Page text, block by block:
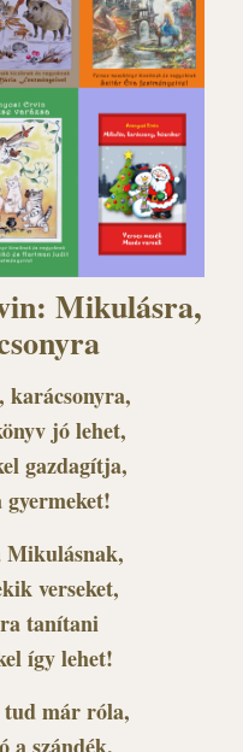
Mikulásra,
jó lehet,
gazdagítja,
Mikulásnak,
verseket,
tanítani
így lehet!
tud már róla,